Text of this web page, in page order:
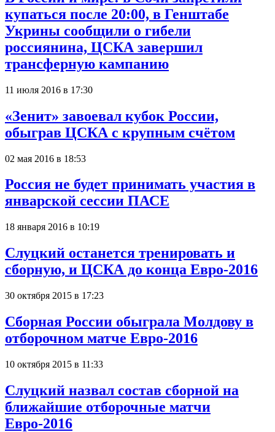
купаться после 20:00, в Генштабе
Укрины сообщили о гибели
россиянина, ЦСКА завершил
трансферную кампанию
11 июля 2016 в 17:30
«Зенит» завоевал кубок России,
обыграв ЦСКА с крупным счётом
02 мая 2016 в 18:53
Россия не будет принимать участия в
январской сессии ПАСЕ
18 января 2016 в 10:19
Слуцкий останется тренировать и
сборную, и ЦСКА до конца Евро-2016
30 октября 2015 в 17:23
Сборная России обыграла Молдову в
отборочном матче Евро-2016
10 октября 2015 в 11:33
Слуцкий назвал состав сборной на
ближайшие отборочные матчи
Евро-2016